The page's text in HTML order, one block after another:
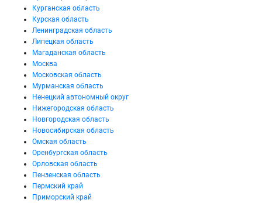
Курганская область
Курская область
Ленинградская область
Липецкая область
Магаданская область
Москва
Московская область
Мурманская область
Ненецкий автономный округ
Нижегородская область
Новгородская область
Новосибирская область
Омская область
Оренбургская область
Орловская область
Пензенская область
Пермский край
Приморский край